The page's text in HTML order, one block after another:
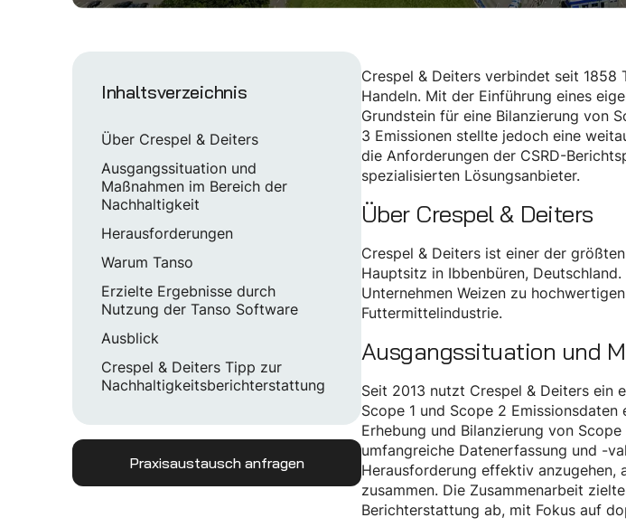
Inhaltsverzeichnis
Über Crespel & Deiters
Ausgangssituation und
Maßnahmen im Bereich der
Nachhaltigkeit
Herausforderungen
Warum Tanso
Erzielte Ergebnisse durch
Nutzung der Tanso Software
Ausblick
Crespel & Deiters Tipp zur
Nachhaltigkeitsberichterstattung
Praxisaustausch anfragen
Crespel & Deiters verbindet seit
Handeln. Mit der Einführung eines
Grundstein für eine Bilanzierung von
3 Emissionen stellte jedoch eine
die Anforderungen der CSRD-
spezialisierten Lösungsanbieter.
Über Crespel & Deiters
Crespel & Deiters ist einer der
Hauptsitz in Ibbenbüren,
Unternehmen Weizen zu
Futtermittelindustrie.
Ausgangssituation und
Seit 2013 nutzt Crespel & Deiters ein
Scope 1 und Scope 2
Erhebung und Bilanzierung von
umfangreiche Datenerfassung und -
Herausforderung effektiv anzugehen,
zusammen. Die Zusammenarbeit
Berichterstattung ab, mit Fokus auf